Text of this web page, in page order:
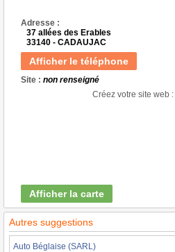
Adresse :
37 allées des Erables
33140 - CADAUJAC
Afficher le téléphone
Site : non renseigné
Créez votre site web :
Afficher la carte
Autres suggestions
Auto Béglaise (SARL)